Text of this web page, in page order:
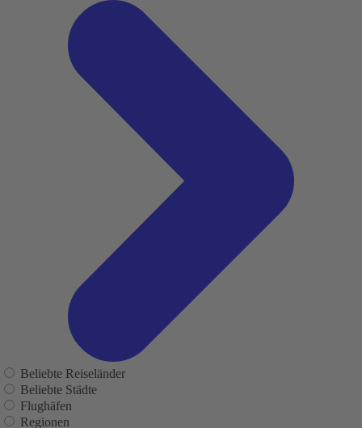
Beliebte Reiseländer
Beliebte Städte
Flughäfen
Regionen